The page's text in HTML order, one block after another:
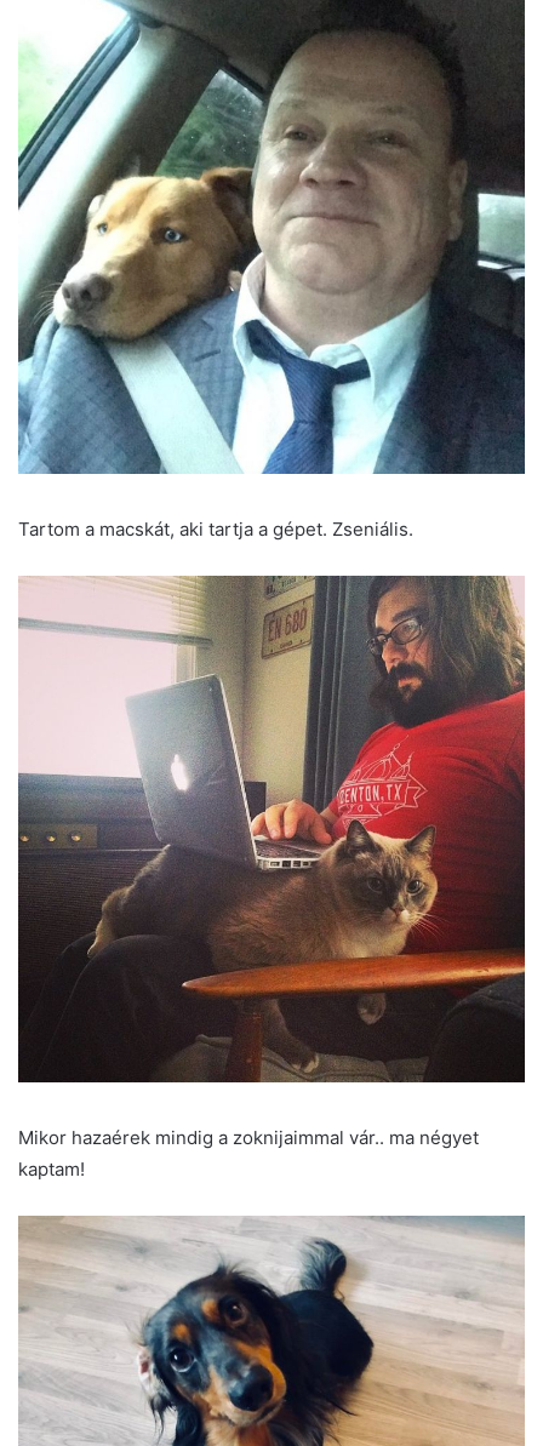
Tartom a macskát, aki tartja a gépet. Zseniális.
Mikor hazaérek mindig a zoknijaimmal vár.. ma négyet
kaptam!